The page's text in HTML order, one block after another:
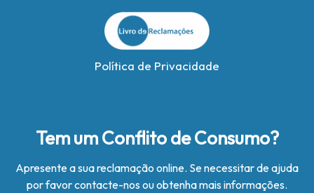
Política de Privacidade
Tem um Conflito de Consumo?
Apresente a sua reclamação online. Se necessitar de ajuda
por favor contacte-nos ou obtenha mais informações.